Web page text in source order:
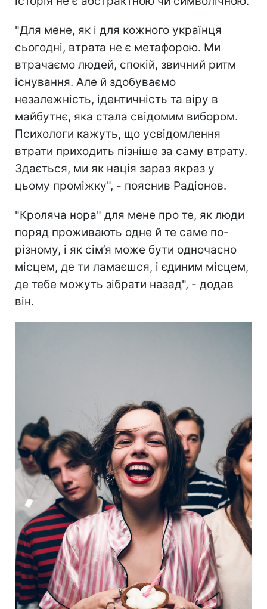
"Для мене, як і для кожного українця
сьогодні, втрата не є метафорою. Ми
втрачаємо людей, спокій, звичний ритм
існування. Але й здобуваємо
незалежність, ідентичність та віру в
майбутнє, яка стала свідомим вибором.
Психологи кажуть, що усвідомлення
втрати приходить пізніше за саму втрату.
Здається, ми як нація зараз якраз у
цьому проміжку", - пояснив Радіонов.
"Кроляча нора" для мене про те, як люди
поряд проживають одне й те саме по-
різному, і як сім’я може бути одночасно
місцем, де ти ламаєшся, і єдиним місцем,
де тебе можуть зібрати назад", - додав
він.